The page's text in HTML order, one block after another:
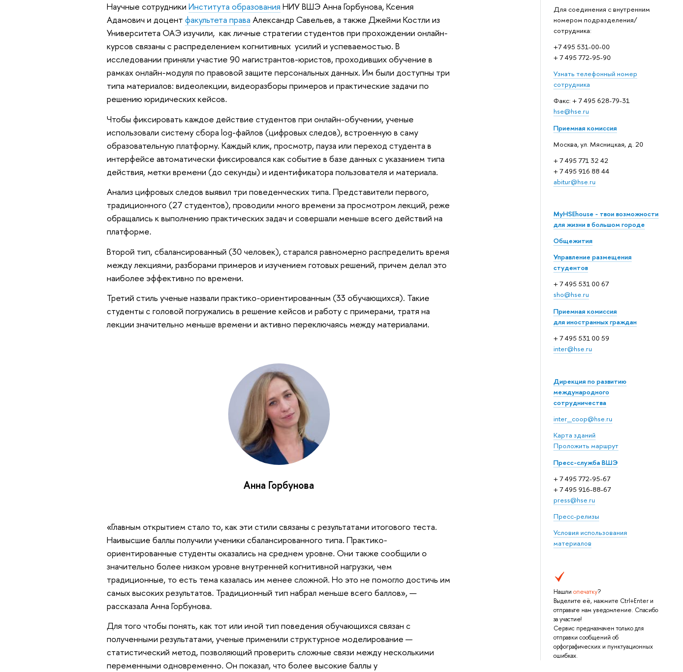
Для соединения с внутренним
номером подразделения/
сотрудника:
+7 495 531-00-00
+ 7 495 772-95-90
Узнать телефонный номер
сотрудника
Факс: + 7 495 628-79-31
hse@hse.ru
Приемная комиссия
Москва, ул. Мясницкая, д. 20
+ 7 495 771 32 42
+ 7 495 916 88 44
abitur@hse.ru
MyHSEhouse - твои возможности
для жизни в большом городе
Общежития
Управление размещения
студентов
+ 7 495 531 00 67
sho@hse.ru
Приемная комиссия
для иностранных граждан
+ 7 495 531 00 59
inter@hse.ru
Дирекция по развитию
международного
сотрудничества
inter_coop@hse.ru
Карта зданий
Проложить маршрут
Пресс-служба ВШЭ
+ 7 495 772-95-67
+ 7 495 916-88-67
press@hse.ru
Пресс-релизы
Условия использования
материалов
Нашли опечатку?
Выделите её, нажмите Ctrl+Enter и
отправьте нам уведомление. Спасибо
за участие!
Сервис предназначен только для
отправки сообщений об
орфографических и пунктуационных
ошибках.
Научные сотрудники Института образования НИУ ВШЭ Анна Горбунова, Ксения
Адамович и доцент факультета права Александр Савельев, а также Джейми Костли из
Университета ОАЭ изучили, как личные стратегии студентов при прохождении онлайн-
курсов связаны с распределением когнитивных усилий и успеваемостью. В
исследовании приняли участие 90 магистрантов-юристов, проходивших обучение в
рамках онлайн-модуля по правовой защите персональных данных. Им были доступны три
типа материалов: видеолекции, видеоразборы примеров и практические задачи по
решению юридических кейсов.
Чтобы фиксировать каждое действие студентов при онлайн-обучении, ученые
использовали систему сбора log-файлов (цифровых следов), встроенную в саму
образовательную платформу. Каждый клик, просмотр, пауза или переход студента в
интерфейсе автоматически фиксировался как событие в базе данных с указанием типа
действия, метки времени (до секунды) и идентификатора пользователя и материала.
Анализ цифровых следов выявил три поведенческих типа. Представители первого,
традиционного (27 студентов), проводили много времени за просмотром лекций, реже
обращались к выполнению практических задач и совершали меньше всего действий на
платформе.
Второй тип, сбалансированный (30 человек), старался равномерно распределить время
между лекциями, разборами примеров и изучением готовых решений, причем делал это
наиболее эффективно по времени.
Третий стиль ученые назвали практико-ориентированным (33 обучающихся). Такие
студенты с головой погружались в решение кейсов и работу с примерами, тратя на
лекции значительно меньше времени и активно переключаясь между материалами.
Анна Горбунова
«Главным открытием стало то, как эти стили связаны с результатами итогового теста.
Наивысшие баллы получили ученики сбалансированного типа. Практико-
ориентированные студенты оказались на среднем уровне. Они также сообщили о
значительно более низком уровне внутренней когнитивной нагрузки, чем
традиционные, то есть тема казалась им менее сложной. Но это не помогло достичь им
самых высоких результатов. Традиционный тип набрал меньше всего баллов», —
рассказала Анна Горбунова.
Для того чтобы понять, как тот или иной тип поведения обучающихся связан с
полученными результатами, ученые применили структурное моделирование —
статистический метод, позволяющий проверить сложные связи между несколькими
переменными одновременно. Он показал, что более высокие баллы у